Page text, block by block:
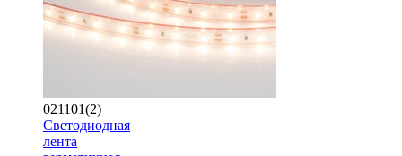
021101(2)
Светодиодная
лента